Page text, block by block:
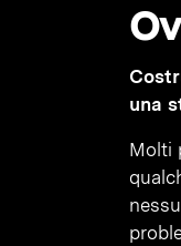
una
Molti